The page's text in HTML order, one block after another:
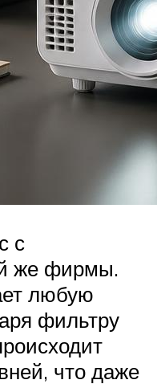
с
же фирмы.
любую
фильтру
что даже